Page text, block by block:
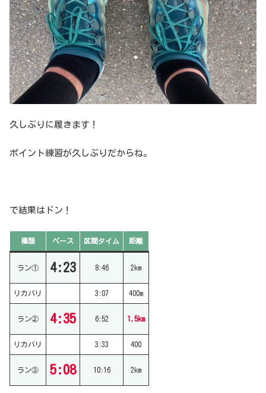
久しぶりに履きます！
ポイント練習が久しぶりだからね。
で結果はドン！
種類 ペース 区間タイム 距離
ラン① 4:23 8:46 2km
リカバリ 3:07 400m
ラン② 4:35 6:52 1.5km
リカバリ 3:33 400
ラン③ 5:08 10:16 2km